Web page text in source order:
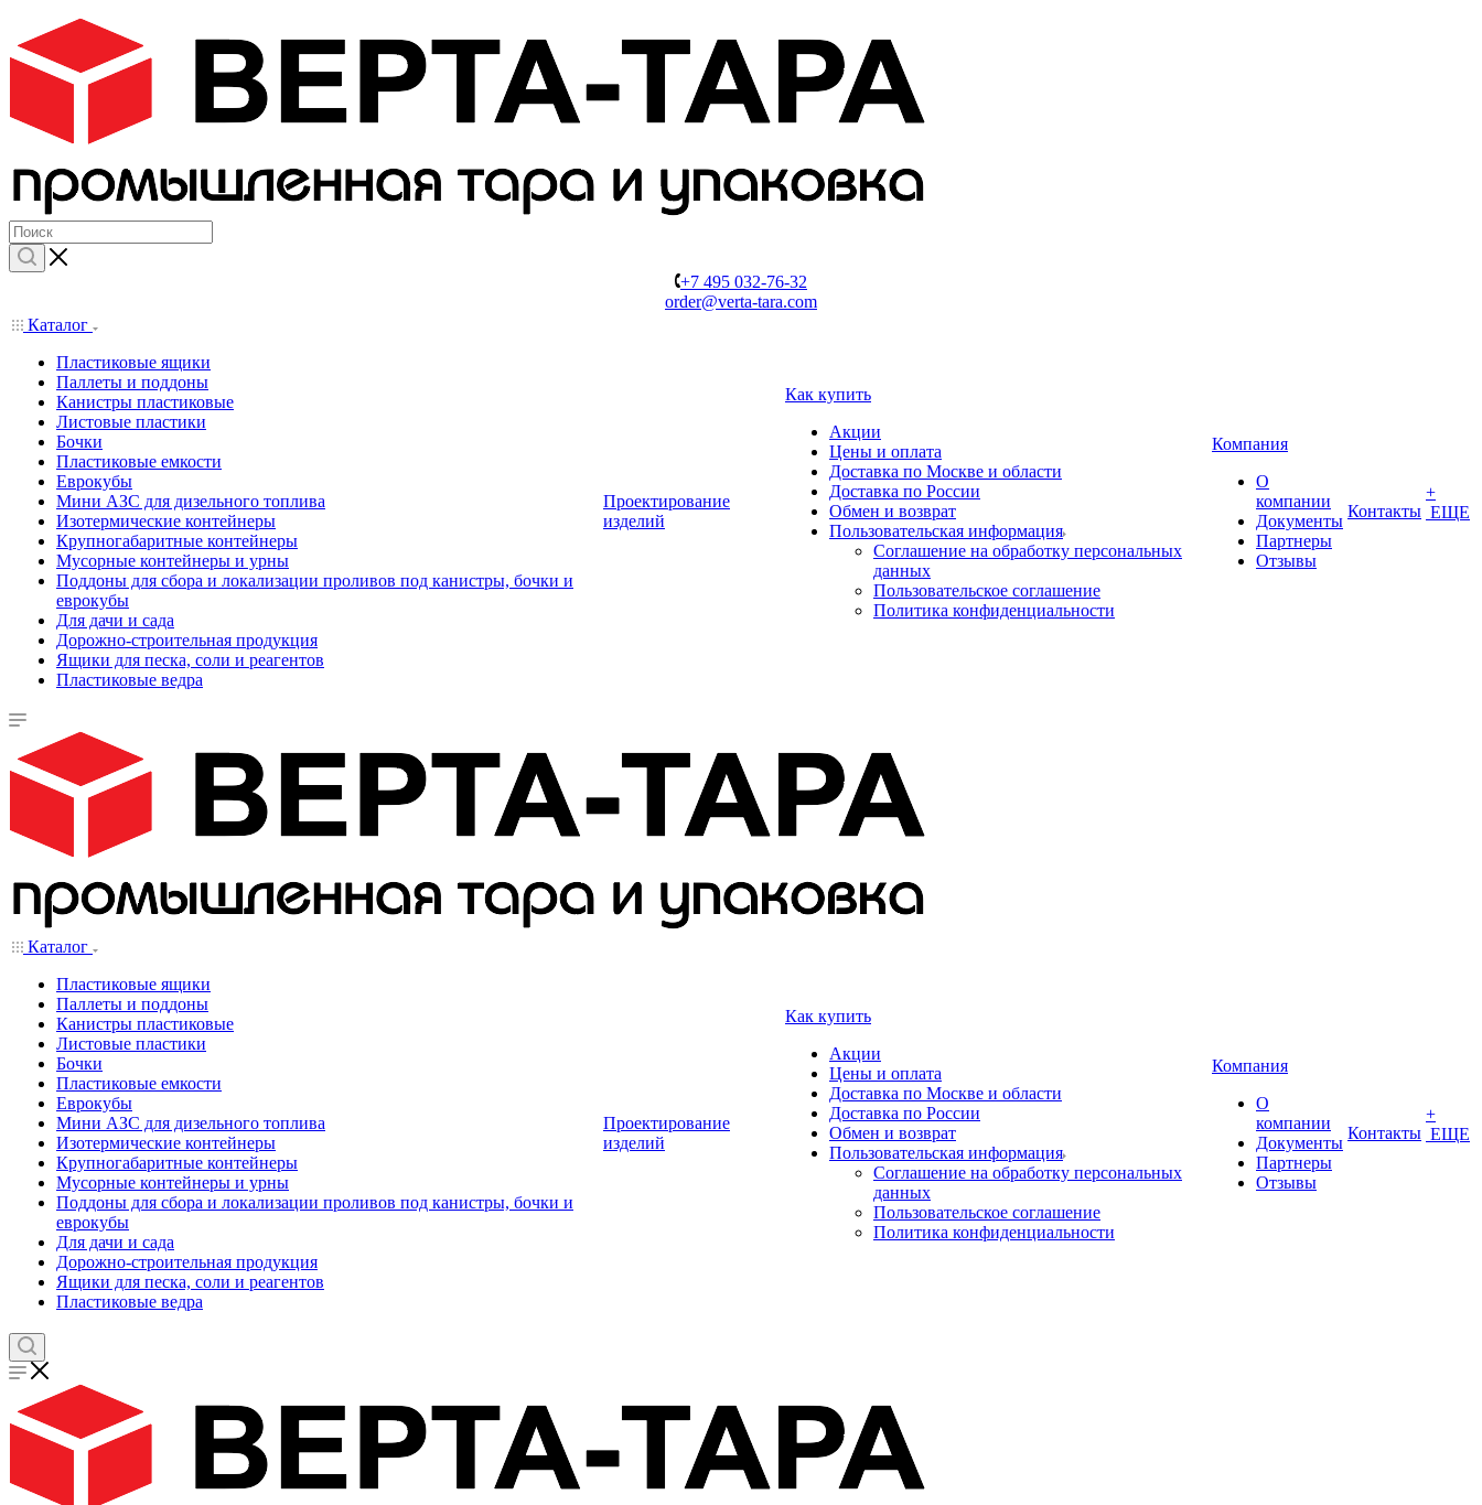
+7 495 032-76-32
order@verta-tara.com
Каталог
Пластиковые ящики
Паллеты и поддоны
Канистры пластиковые
Листовые пластики
Бочки
Пластиковые емкости
Еврокубы
Мини АЗС для дизельного топлива
Изотермические контейнеры
Крупногабаритные контейнеры
Мусорные контейнеры и урны
Поддоны для сбора и локализации проливов под канистры, бочки и
еврокубы
Для дачи и сада
Дорожно-строительная продукция
Ящики для песка, соли и реагентов
Пластиковые ведра
Проектирование
изделий
Как купить
Акции
Цены и оплата
Доставка по Москве и области
Доставка по России
Обмен и возврат
Пользовательская информация
Соглашение на обработку персональных
данных
Пользовательское соглашение
Политика конфиденциальности
Компания
О
компании
Документы
Партнеры
Отзывы
Контакты
+
ЕЩЕ
Каталог
Пластиковые ящики
Паллеты и поддоны
Канистры пластиковые
Листовые пластики
Бочки
Пластиковые емкости
Еврокубы
Мини АЗС для дизельного топлива
Изотермические контейнеры
Крупногабаритные контейнеры
Мусорные контейнеры и урны
Поддоны для сбора и локализации проливов под канистры, бочки и
еврокубы
Для дачи и сада
Дорожно-строительная продукция
Ящики для песка, соли и реагентов
Пластиковые ведра
Проектирование
изделий
Как купить
Акции
Цены и оплата
Доставка по Москве и области
Доставка по России
Обмен и возврат
Пользовательская информация
Соглашение на обработку персональных
данных
Пользовательское соглашение
Политика конфиденциальности
Компания
О
компании
Документы
Партнеры
Отзывы
Контакты
+
ЕЩЕ